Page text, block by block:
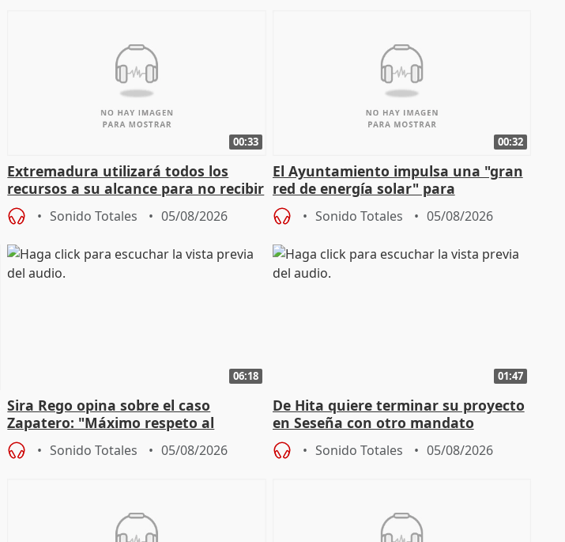
00:33
Extremadura utilizará todos los
recursos a su alcance para no recibir
más menores migrantes
Sonido Totales 05/08/2026
00:32
El Ayuntamiento impulsa una "gran
red de energía solar" para
autoconsumo
Sonido Totales 05/08/2026
06:18
Sira Rego opina sobre el caso
Zapatero: "Máximo respeto al
proceso judicial"
Sonido Totales 05/08/2026
01:47
De Hita quiere terminar su proyecto
en Seseña con otro mandato
Sonido Totales 05/08/2026